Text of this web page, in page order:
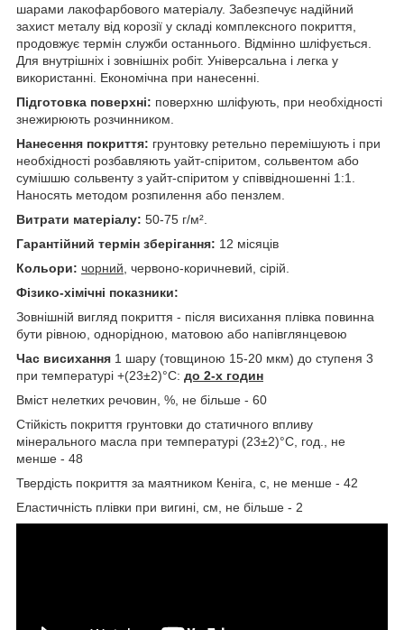
шарами лакофарбового матеріалу. Забезпечує надійний
захист металу від корозії у складі комплексного покриття,
продовжує термін служби останнього. Відмінно шліфується.
Для внутрішніх і зовнішніх робіт. Універсальна і легка у
використанні. Економічна при нанесенні.
Підготовка поверхні: поверхню шліфують, при необхідності
знежирюють розчинником.
Нанесення покриття: грунтовку ретельно перемішують і при
необхідності розбавляють уайт-спіритом, сольвентом або
сумішшю сольвенту з уайт-спіритом у співвідношенні 1:1.
Наносять методом розпилення або пензлем.
Витрати матеріалу: 50-75 г/м².
Гарантійний термін зберігання: 12 місяців
Кольори: чорний , червоно-коричневий, сірій.
Фізико-хімічні показники:
Зовнішній вигляд покриття - після висихання плівка повинна
бути рівною, однорідною, матовою або напівглянцевою
Час висихання 1 шару (товщиною 15-20 мкм) до ступеня 3
при температурі +(23±2)°С: до 2-х годин
Вміст нелетких речовин, %, не більше - 60
Стійкість покриття грунтовки до статичного впливу
мінерального масла при температурі (23±2)°С, год., не
менше - 48
Твердість покриття за маятником Кеніга, с, не менше - 42
Еластичність плівки при вигині, см, не більше - 2